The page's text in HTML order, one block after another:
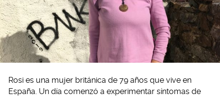
Rosi es una mujer británica de 79 años que vive en
España. Un día comenzó a experimentar síntomas de